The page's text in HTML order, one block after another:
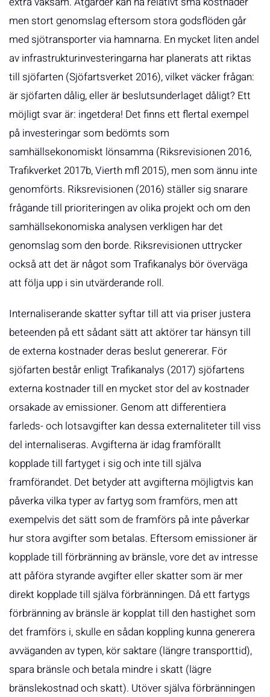
men stort genomslag eftersom stora godsflöden går
med sjötransporter via hamnarna. En mycket liten andel
av infrastrukturinvesteringarna har planerats att riktas
till sjöfarten (Sjöfartsverket 2016), vilket väcker frågan:
är sjöfarten dålig, eller är beslutsunderlaget dåligt? Ett
möjligt svar är: ingetdera! Det finns ett flertal exempel
på investeringar som bedömts som
samhällsekonomiskt lönsamma (Riksrevisionen 2016,
Trafikverket 2017b, Vierth mfl 2015), men som ännu inte
genomförts. Riksrevisionen (2016) ställer sig snarare
frågande till prioriteringen av olika projekt och om den
samhällsekonomiska analysen verkligen har det
genomslag som den borde. Riksrevisionen uttrycker
också att det är något som Trafikanalys bör överväga
att följa upp i sin utvärderande roll.
Internaliserande skatter syftar till att via priser justera
beteenden på ett sådant sätt att aktörer tar hänsyn till
de externa kostnader deras beslut genererar. För
sjöfarten består enligt Trafikanalys (2017) sjöfartens
externa kostnader till en mycket stor del av kostnader
orsakade av emissioner. Genom att differentiera
farleds- och lotsavgifter kan dessa externaliteter till viss
del internaliseras. Avgifterna är idag framförallt
kopplade till fartyget i sig och inte till själva
framförandet. Det betyder att avgifterna möjligtvis kan
påverka vilka typer av fartyg som framförs, men att
exempelvis det sätt som de framförs på inte påverkar
hur stora avgifter som betalas. Eftersom emissioner är
kopplade till förbränning av bränsle, vore det av intresse
att påföra styrande avgifter eller skatter som är mer
direkt kopplade till själva förbränningen. Då ett fartygs
förbränning av bränsle är kopplat till den hastighet som
det framförs i, skulle en sådan koppling kunna generera
avväganden av typen, kör saktare (längre transporttid),
spara bränsle och betala mindre i skatt (lägre
bränslekostnad och skatt). Utöver själva förbränningen